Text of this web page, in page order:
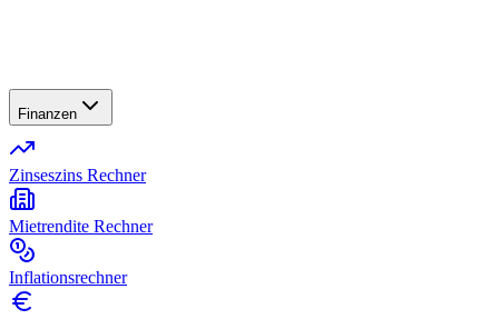
Finanzen
Zinseszins Rechner
Mietrendite Rechner
Inflationsrechner